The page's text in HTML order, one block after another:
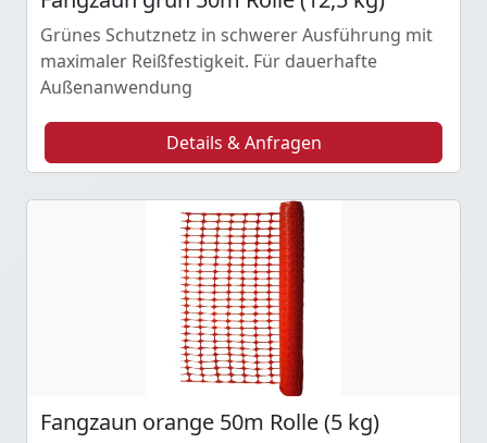
Grünes Schutznetz in schwerer Ausführung mit
maximaler Reißfestigkeit. Für dauerhafte
Außenanwendung
Details & Anfragen
Fangzaun orange 50m Rolle (5 kg)